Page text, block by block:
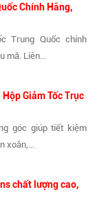
Chính Hãng,
Trung Quốc chính
mã. Liên...
Giảm Tốc Trục
góc giúp tiết kiệm
xoắn,...
chất lượng cao,